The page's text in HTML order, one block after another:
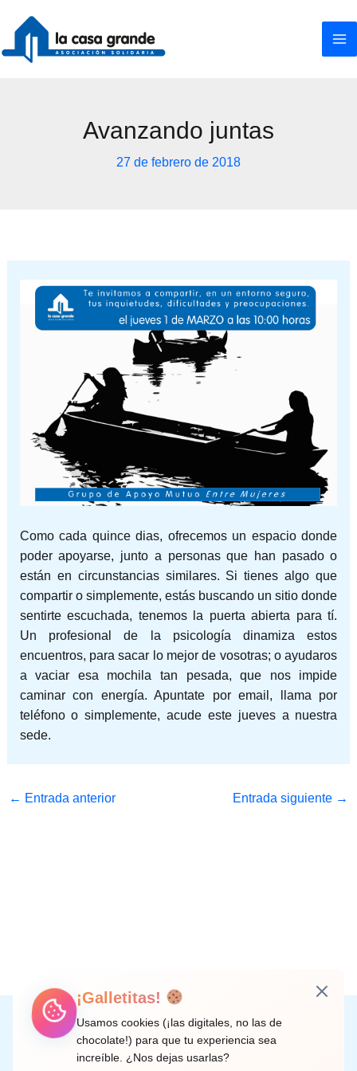
contenido
Avanzando juntas
27 de febrero de 2018
Como cada quince dias, ofrecemos un espacio donde
poder apoyarse, junto a personas que han pasado o
están en circunstancias similares. Si tienes algo que
compartir o simplemente, estás buscando un sitio donde
sentirte escuchada, tenemos la puerta abierta para tí.
Un profesional de la psicología dinamiza estos
encuentros, para sacar lo mejor de vosotras; o ayudaros
a vaciar esa mochila tan pesada, que nos impide
caminar con energía. Apuntate por email, llama por
teléfono o simplemente, acude este jueves a nuestra
sede.
← Entrada anterior Entrada siguiente →
Instagram
Facebook
X LinkedIn
Correo electrónico
¡Galletitas!
Usamos cookies (¡las digitales, no las de
chocolate!) para que tu experiencia sea
increíble. ¿Nos dejas usarlas?